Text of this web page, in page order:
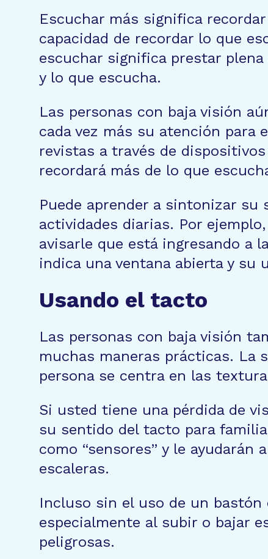
Escuchar más significa
capacidad de recordar lo que
escuchar significa prestar
y lo que escucha.
Las personas con baja visión
cada vez más su atención para
revistas a través de
recordará más de lo que
Puede aprender a sintonizar
actividades diarias. Por
avisarle que está ingresando a
indica una ventana abierta y su
Usando el tacto
Las personas con baja visión
muchas maneras prácticas. La
persona se centra en las
Si usted tiene una pérdida de
su sentido del tacto para
como “sensores” y le
escaleras.
Incluso sin el uso de un
especialmente al subir o bajar
peligrosas.